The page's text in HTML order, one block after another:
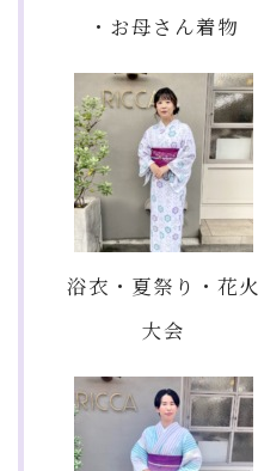
・お母さん着物
浴衣・夏祭り・花火
大会